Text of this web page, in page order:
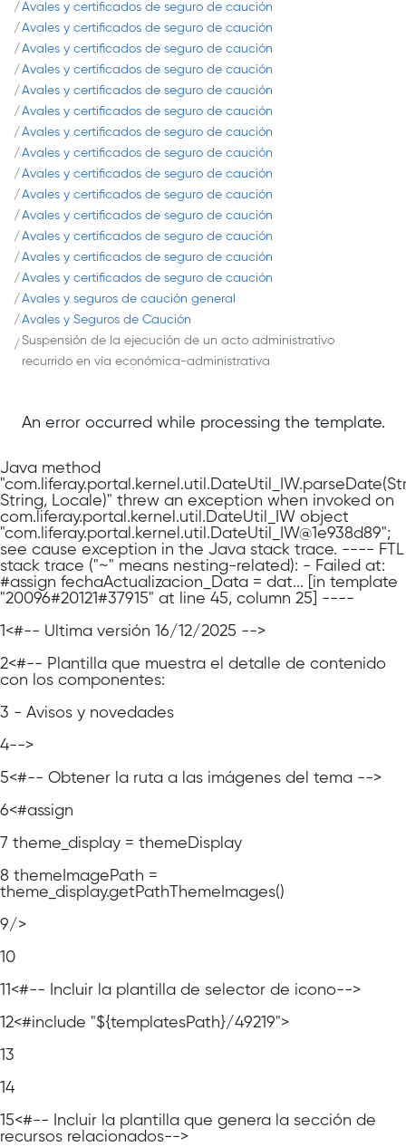
Avales y certificados de seguro de caución
Avales y certificados de seguro de caución
Avales y certificados de seguro de caución
Avales y certificados de seguro de caución
Avales y certificados de seguro de caución
Avales y certificados de seguro de caución
Avales y certificados de seguro de caución
Avales y certificados de seguro de caución
Avales y certificados de seguro de caución
Avales y certificados de seguro de caución
Avales y certificados de seguro de caución
Avales y certificados de seguro de caución
Avales y certificados de seguro de caución
Avales y certificados de seguro de caución
Avales y seguros de caución general
Avales y Seguros de Caución
Suspensión de la ejecución de un acto administrativo
recurrido en vía económica-administrativa
An error occurred while processing the template.
Java method
String, Locale)" threw an exception when invoked on
com.liferay.portal.kernel.util.DateUtil_IW object
"com.liferay.portal.kernel.util.DateUtil_IW@1e938d89";
see cause exception in the Java stack trace. ---- FTL
stack trace ("~" means nesting-related): - Failed at:
#assign fechaActualizacion_Data = dat... [in template
"20096#20121#37915" at line 45, column 25] ----
1<#-- Última versión 16/12/2025 -->
2<#-- Plantilla que muestra el detalle de contenido
con los componentes:
3 - Avisos y novedades
4-->
5<#-- Obtener la ruta a las imágenes del tema -->
6<#assign
7 theme_display = themeDisplay
8 themeImagePath =
theme_display.getPathThemeImages()
9/>
10
11<#-- Incluir la plantilla de selector de icono-->
12<#include "${templatesPath}/49219">
13
14
15<#-- Incluir la plantilla que genera la sección de
recursos relacionados-->